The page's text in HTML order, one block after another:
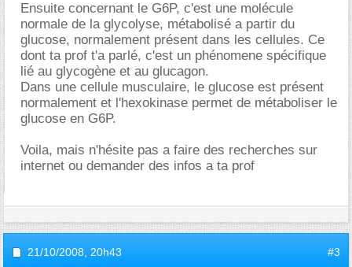
Ensuite concernant le G6P, c'est une molécule
normale de la glycolyse, métabolisé a partir du
glucose, normalement présent dans les cellules. Ce
dont ta prof t'a parlé, c'est un phénomene spécifique
lié au glycogène et au glucagon.
Dans une cellule musculaire, le glucose est présent
normalement et l'hexokinase permet de métaboliser le
glucose en G6P.
Voila, mais n'hésite pas a faire des recherches sur
internet ou demander des infos a ta prof
21/10/2008, 20h43 #3